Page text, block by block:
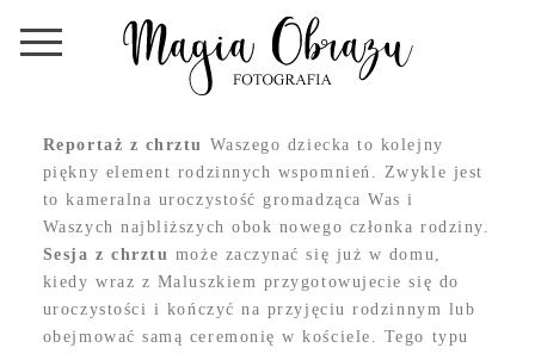
Reportaż z chrztu Waszego dziecka to kolejny
piękny element rodzinnych wspomnień. Zwykle jest
to kameralna uroczystość gromadząca Was i
Waszych najbliższych obok nowego członka rodziny.
Sesja z chrztu może zaczynać się już w domu,
kiedy wraz z Maluszkiem przygotowujecie się do
uroczystości i kończyć na przyjęciu rodzinnym lub
obejmować samą ceremonię w kościele. Tego typu